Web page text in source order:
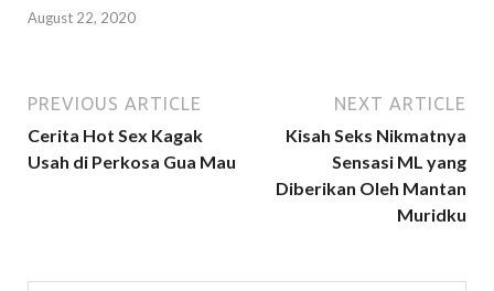
August 22, 2020
PREVIOUS ARTICLE
Cerita Hot Sex Kagak
Usah di Perkosa Gua Mau
NEXT ARTICLE
Kisah Seks Nikmatnya
Sensasi ML yang
Diberikan Oleh Mantan
Muridku